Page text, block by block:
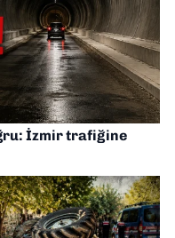
İzmir trafiğine